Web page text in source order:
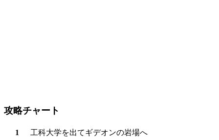
攻略チャート
1
工科大学を出てギデオンの岩場へ